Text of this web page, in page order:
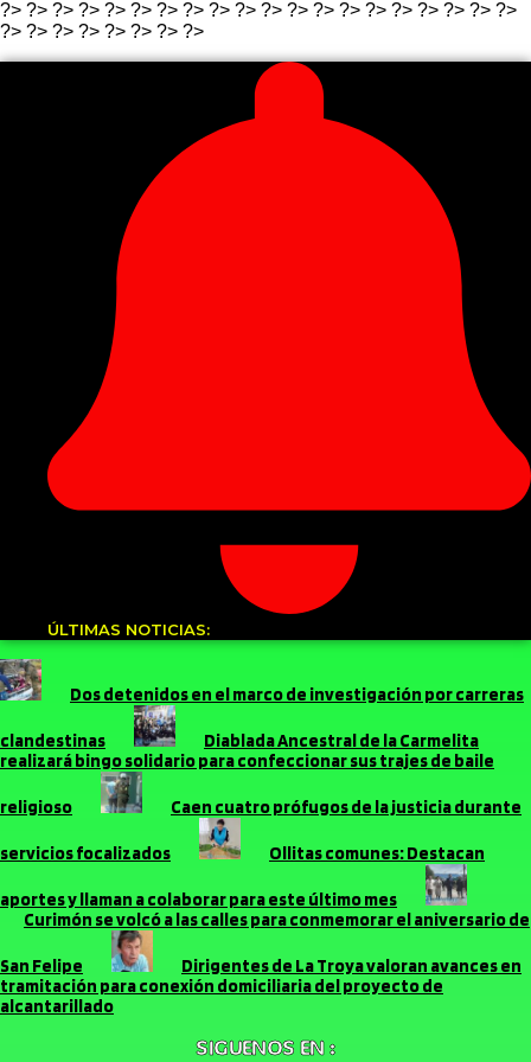
?> ?> ?> ?> ?> ?> ?> ?> ?> ?> ?> ?> ?> ?> ?> ?> ?> ?> ?> ?>
?> ?> ?> ?> ?> ?> ?> ?>
ÚLTIMAS NOTICIAS:
Dos detenidos en el marco de investigación por carreras
clandestinas
Diablada Ancestral de la Carmelita
realizará bingo solidario para confeccionar sus trajes de baile
religioso Caen cuatro prófugos de la justicia durante
servicios focalizados Ollitas comunes: Destacan
aportes y llaman a colaborar para este último mes
Curimón se volcó a las calles para conmemorar el aniversario de
San Felipe
Dirigentes de La Troya valoran avances en
tramitación para conexión domiciliaria del proyecto de
alcantarillado
SIGUENOS EN :